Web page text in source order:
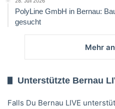
PolyLine GmbH in Bernau:
gesucht
Mehr
Unterstützte Bernau
Falls Du Bernau LIVE